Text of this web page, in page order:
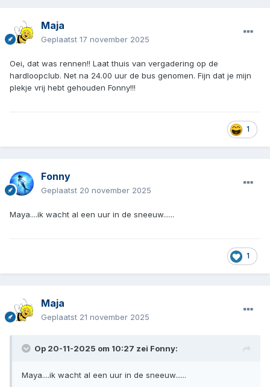
Maja
Geplaatst 17 november 2025
Oei, dat was rennen!! Laat thuis van vergadering op de
hardloopclub. Net na 24.00 uur de bus genomen. Fijn dat je mijn
plekje vrij hebt gehouden Fonny!!!
1
Fonny
Geplaatst 20 november 2025
Maya....ik wacht al een uur in de sneeuw......
1
Maja
Geplaatst 21 november 2025
Op 20-11-2025 om 10:27 zei Fonny:
Maya....ik wacht al een uur in de sneeuw......